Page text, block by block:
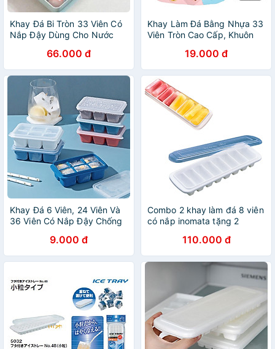
Khay Đá Bi Tròn 33 Viên Có
Nắp Đậy Dùng Cho Nước
66.000 đ
Khay Làm Đá Bằng Nhựa 33
Viên Tròn Cao Cấp, Khuôn
Nắp Đậy - Chính hãng
MINIIN (Giao màu ngẫu
nhiên)
19.000 đ
Khay Đá 6 Viên, 24 Viên Và
36 Viên Có Nắp Đậy Chống
Liệu Silicon + Nhựa Pp An
Toàn
9.000 đ
Combo 2 khay làm đá 8 viên
có nắp inomata tặng 2
110.000 đ